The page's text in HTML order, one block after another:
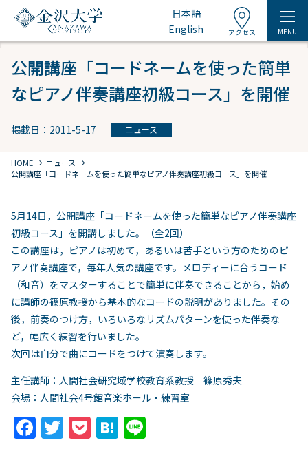
日本語
English
アクセス MENU
公開講座「コードネームを使った簡単
なピアノ伴奏講座初級コース」を開催
掲載日：2011-5-17 ニュース
HOME chevron_right ニュース chevron_right
公開講座「コードネームを使った簡単なピアノ伴奏講座初級コース」を開催
5月14日，公開講座「コードネームを使った簡単なピアノ伴奏講座
初級コース」を開講しました。（全2回）
この講座は，ピアノは初めて，あるいは苦手という方のためのピ
アノ伴奏講座で，毎年人気の講座です。メロディーに合うコード
（和音）をマスターすることで簡単に伴奏できることから，始め
に講師の篠原教授から基本的なコードの説明がありました。その
後，前奏のつけ方，いろいろなリズムパターンを使った伴奏な
ど，幅広く練習を行いました。
次回は自分で曲にコードをつけて演奏します。
主任講師：人間社会研究域学校教育系教授 篠原秀夫
会場：人間社会4号館音楽ホール・練習室
F T P H